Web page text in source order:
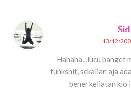
13/12/
Hahaha…lucu banget
funkshit, sekalian aja
bener keliatan klo